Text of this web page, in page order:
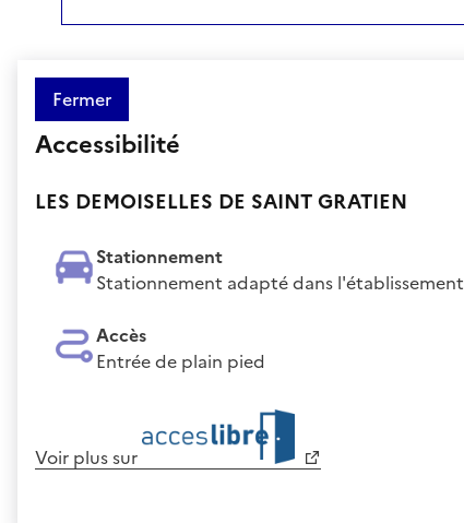
Fermer
Accessibilité
LES DEMOISELLES DE SAINT GRATIEN
Stationnement
Stationnement adapté dans l'établissement
Accès
Entrée de plain pied
Voir plus sur